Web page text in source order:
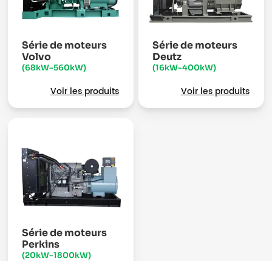
Série de moteurs
Volvo
(68kW-560kW)
Voir les produits
Série de moteurs
Deutz
(16kW-400kW)
Voir les produits
Série de moteurs
Perkins
(20kW-1800kW)